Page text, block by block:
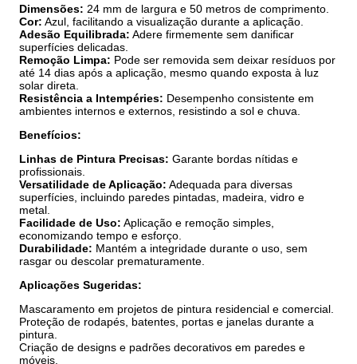
Dimensões: 24 mm de largura e 50 metros de comprimento.
Cor: Azul, facilitando a visualização durante a aplicação.
Adesão Equilibrada: Adere firmemente sem danificar
superfícies delicadas.
Remoção Limpa: Pode ser removida sem deixar resíduos por
até 14 dias após a aplicação, mesmo quando exposta à luz
solar direta.
Resistência a Intempéries: Desempenho consistente em
ambientes internos e externos, resistindo a sol e chuva.
Benefícios:
Linhas de Pintura Precisas: Garante bordas nítidas e
profissionais.
Versatilidade de Aplicação: Adequada para diversas
superfícies, incluindo paredes pintadas, madeira, vidro e
metal.
Facilidade de Uso: Aplicação e remoção simples,
economizando tempo e esforço.
Durabilidade: Mantém a integridade durante o uso, sem
rasgar ou descolar prematuramente.
Aplicações Sugeridas:
Mascaramento em projetos de pintura residencial e comercial.
Proteção de rodapés, batentes, portas e janelas durante a
pintura.
Criação de designs e padrões decorativos em paredes e
móveis.